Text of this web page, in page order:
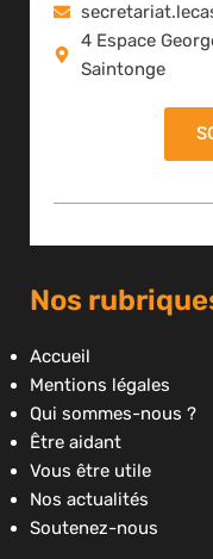
Nos
Accueil
Mentions légales
Qui sommes-nous ?
Être aidant
Vous être utile
Nos actualités
Soutenez-nous
4 Espace
Saintonge